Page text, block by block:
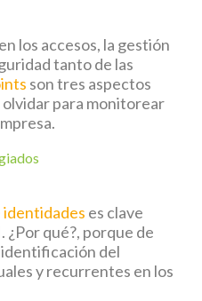
los accesos, la gestión
tanto de las
son tres aspectos
para monitorear
identidades es clave
¿Por qué?, porque de
del
y recurrentes en los